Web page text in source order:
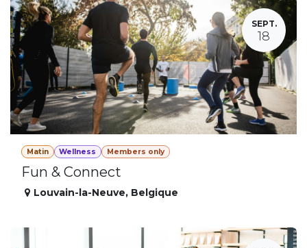
SEPT.
18
Matin Wellness Members only
Fun & Connect
Louvain-la-Neuve, Belgique